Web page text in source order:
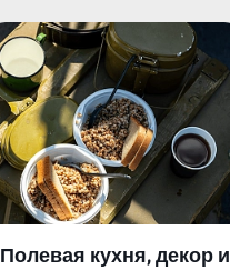
Полевая кухня, декор и